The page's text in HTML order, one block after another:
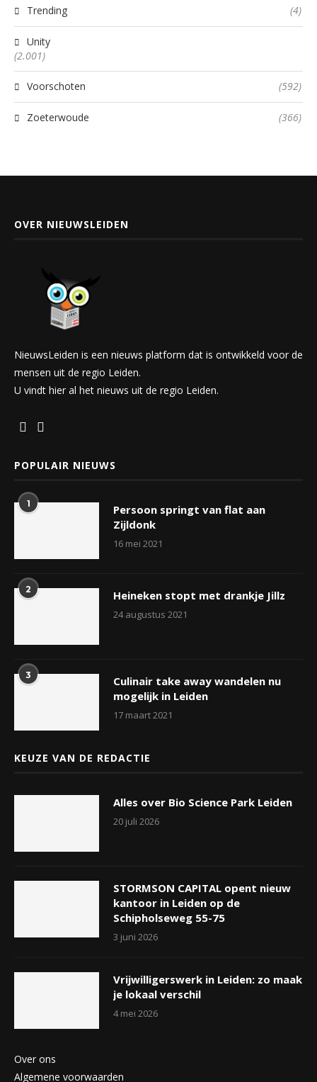
Trending (4)
Unity
(2.001)
Voorschoten (592)
Zoeterwoude (366)
OVER NIEUWSLEIDEN
NieuwsLeiden is een nieuws platform dat is ontwikkeld voor de
mensen uit de regio Leiden.
U vindt hier al het nieuws uit de regio Leiden.
POPULAIR NIEUWS
1
Persoon springt van flat aan
Zijldonk
16 mei 2021
2 Heineken stopt met drankje Jillz
24 augustus 2021
3
Culinair take away wandelen nu
mogelijk in Leiden
17 maart 2021
KEUZE VAN DE REDACTIE
Alles over Bio Science Park Leiden
20 juli 2026
STORMSON CAPITAL opent nieuw
kantoor in Leiden op de
Schipholseweg 55-75
3 juni 2026
Vrijwilligerswerk in Leiden: zo maak
je lokaal verschil
4 mei 2026
Over ons
Algemene voorwaarden